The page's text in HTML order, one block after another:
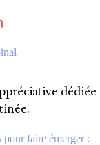
pour faire émerger :